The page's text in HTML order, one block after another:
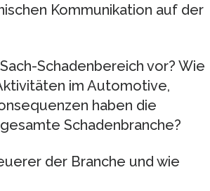
Kommunikation auf der
Schadenbereich vor? Wie
im Automotive,
haben die
Schadenbranche?
der Branche und wie